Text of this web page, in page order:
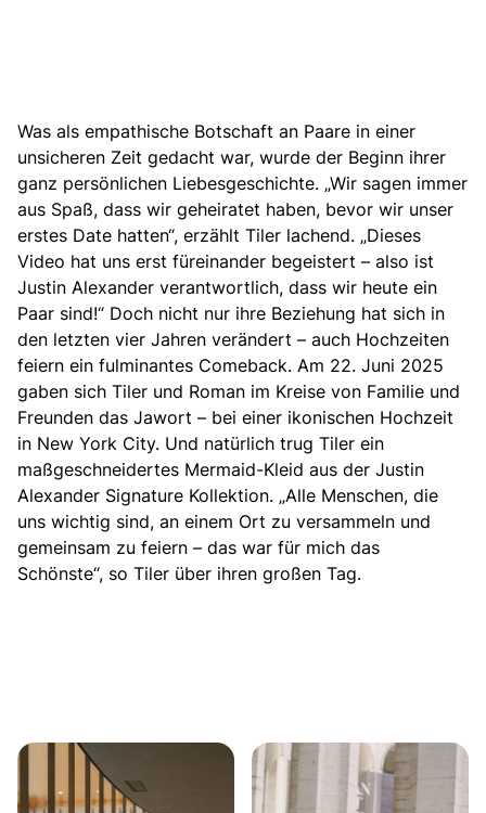
Was als empathische Botschaft an Paare in einer
unsicheren Zeit gedacht war, wurde der Beginn ihrer
ganz persönlichen Liebesgeschichte. „Wir sagen immer
aus Spaß, dass wir geheiratet haben, bevor wir unser
erstes Date hatten“, erzählt Tiler lachend. „Dieses
Video hat uns erst füreinander begeistert – also ist
Justin Alexander verantwortlich, dass wir heute ein
Paar sind!“ Doch nicht nur ihre Beziehung hat sich in
den letzten vier Jahren verändert – auch Hochzeiten
feiern ein fulminantes Comeback. Am 22. Juni 2025
gaben sich Tiler und Roman im Kreise von Familie und
Freunden das Jawort – bei einer ikonischen Hochzeit
in New York City. Und natürlich trug Tiler ein
maßgeschneidertes Mermaid-Kleid aus der Justin
Alexander Signature Kollektion. „Alle Menschen, die
uns wichtig sind, an einem Ort zu versammeln und
gemeinsam zu feiern – das war für mich das
Schönste“, so Tiler über ihren großen Tag.